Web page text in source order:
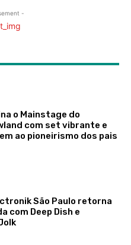
-
o Mainstage do
com set vibrante e
ao pioneirismo dos pais
São Paulo retorna
com Deep Dish e